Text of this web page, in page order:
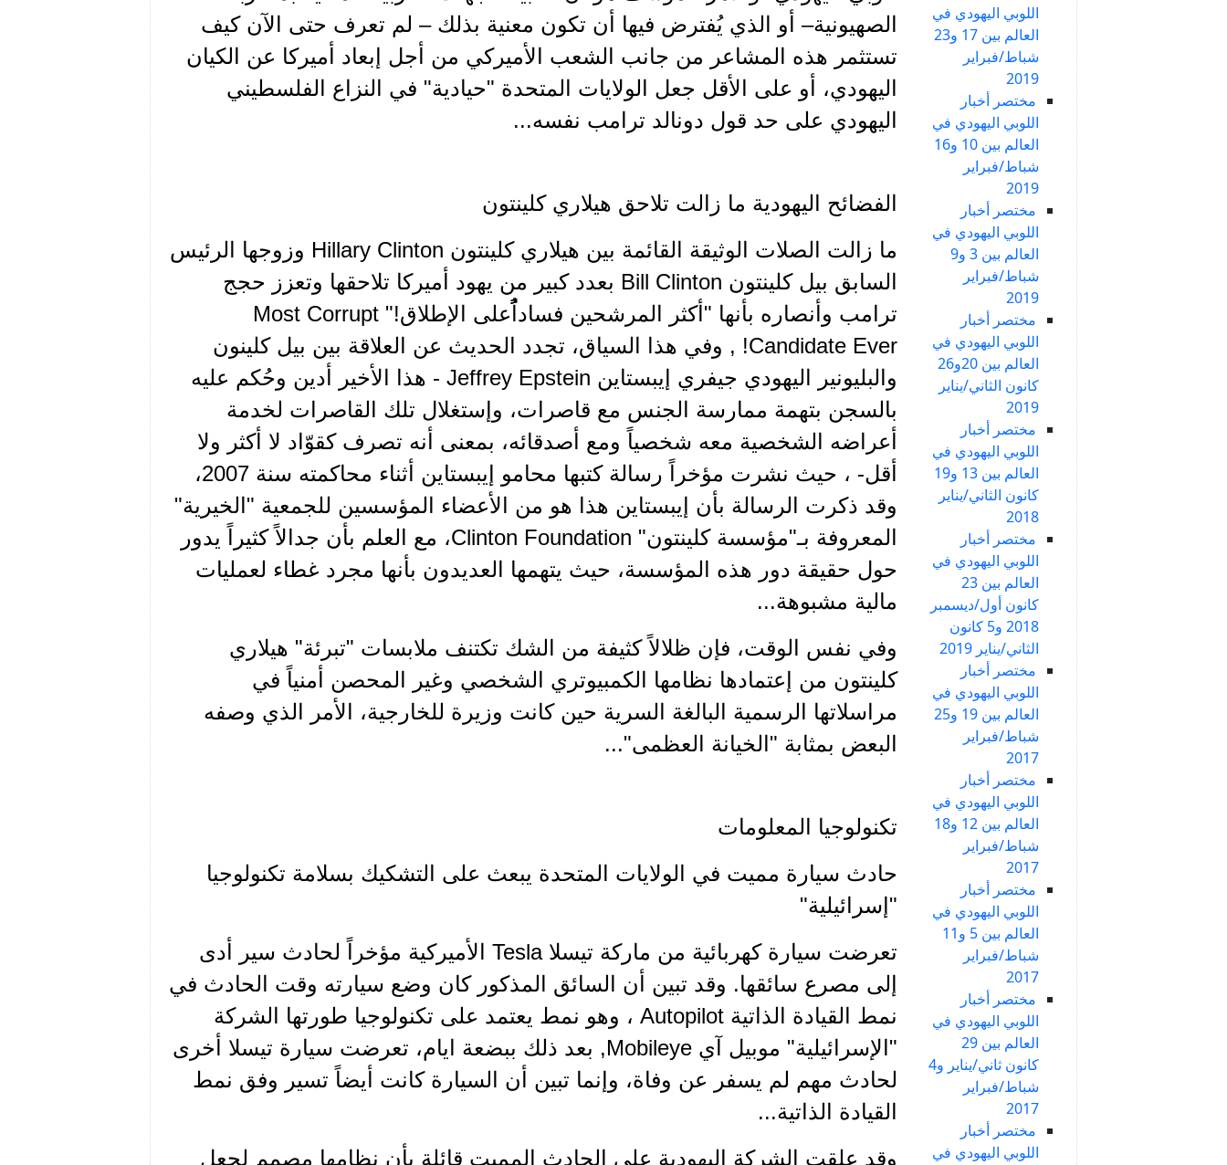
اللوبي اليهودي في
العالم بين 17 و23
شباط/فبراير
2019
مختصر أخبار
اللوبي اليهودي في
العالم بين 10 و16
شباط/فبراير
2019
مختصر أخبار
اللوبي اليهودي في
العالم بين 3 و9
شباط/فبراير
2019
مختصر أخبار
اللوبي اليهودي في
العالم بين 20و26
كانون الثاني/يناير
2019
مختصر أخبار
اللوبي اليهودي في
العالم بين 13 و19
كانون الثاني/يناير
2018
مختصر أخبار
اللوبي اليهودي في
العالم بين 23
كانون أول/ديسمبر
2018 و5 كانون
الثاني/يناير 2019
مختصر أخبار
اللوبي اليهودي في
العالم بين 19 و25
شباط/فبراير
2017
مختصر أخبار
اللوبي اليهودي في
العالم بين 12 و18
شباط/فبراير
2017
مختصر أخبار
اللوبي اليهودي في
العالم بين 5 و11
شباط/فبراير
2017
مختصر أخبار
اللوبي اليهودي في
العالم بين 29
كانون ثاني/يناير و4
شباط/فبراير
2017
مختصر أخبار
اللوبي اليهودي في
الصهيونية– أو الذي يُفترض فيها أن تكون معنية بذلك – لم تعرف حتى الآن كيف
تستثمر هذه المشاعر من جانب الشعب الأميركي من أجل إبعاد أميركا عن الكيان
اليهودي، أو على الأقل جعل الولايات المتحدة "حيادية" في النزاع الفلسطيني
اليهودي على حد قول دونالد ترامب نفسه...
الفضائح اليهودية ما زالت تلاحق هيلاري كلينتون
ما زالت الصلات الوثيقة القائمة بين هيلاري كلينتون Hillary Clinton وزوجها الرئيس
السابق بيل كلينتون Bill Clinton بعدد كبير من يهود أميركا تلاحقها وتعزز حجج
ترامب وأنصاره بأنها "أكثر المرشحين فساداًًُعلى الإطلاق!" Most Corrupt
Candidate Ever! , وفي هذا السياق، تجدد الحديث عن العلاقة بين بيل كلينون
والبليونير اليهودي جيفري إيبستاين Jeffrey Epstein - هذا الأخير أدين وحُكم عليه
بالسجن بتهمة ممارسة الجنس مع قاصرات، وإستغلال تلك القاصرات لخدمة
أعراضه الشخصية معه شخصياً ومع أصدقائه، بمعنى أنه تصرف كقوّاد لا أكثر ولا
أقل- ، حيث نشرت مؤخراً رسالة كتبها محامو إيبستاين أثناء محاكمته سنة 2007،
وقد ذكرت الرسالة بأن إيبستاين هذا هو من الأعضاء المؤسسين للجمعية "الخيرية"
المعروفة بـ"مؤسسة كلينتون" Clinton Foundation، مع العلم بأن جدالاً كثيراً يدور
حول حقيقة دور هذه المؤسسة، حيث يتهمها العديدون بأنها مجرد غطاء لعمليات
مالية مشبوهة...
وفي نفس الوقت، فإن ظلالاً كثيفة من الشك تكتنف ملابسات "تبرئة" هيلاري
كلينتون من إعتمادها نظامها الكمبيوتري الشخصي وغير المحصن أمنياً في
مراسلاتها الرسمية البالغة السرية حين كانت وزيرة للخارجية، الأمر الذي وصفه
البعض بمثابة "الخيانة العظمى"...
تكنولوجيا المعلومات
حادث سيارة مميت في الولايات المتحدة يبعث على التشكيك بسلامة تكنولوجيا
"إسرائيلية"
تعرضت سيارة كهربائية من ماركة تيسلا Tesla الأميركية مؤخراً لحادث سير أدى
إلى مصرع سائقها. وقد تبين أن السائق المذكور كان وضع سيارته وقت الحادث في
نمط القيادة الذاتية Autopilot ، وهو نمط يعتمد على تكنولوجيا طورتها الشركة
"الإسرائيلية" موبيل آي Mobileye, بعد ذلك ببضعة ايام، تعرضت سيارة تيسلا أخرى
لحادث مهم لم يسفر عن وفاة، وإنما تبين أن السيارة كانت أيضاً تسير وفق نمط
القيادة الذاتية...
وقد علقت الشركة اليهودية على الحادث المميت قائلة بأن نظامها مصمم لجعل